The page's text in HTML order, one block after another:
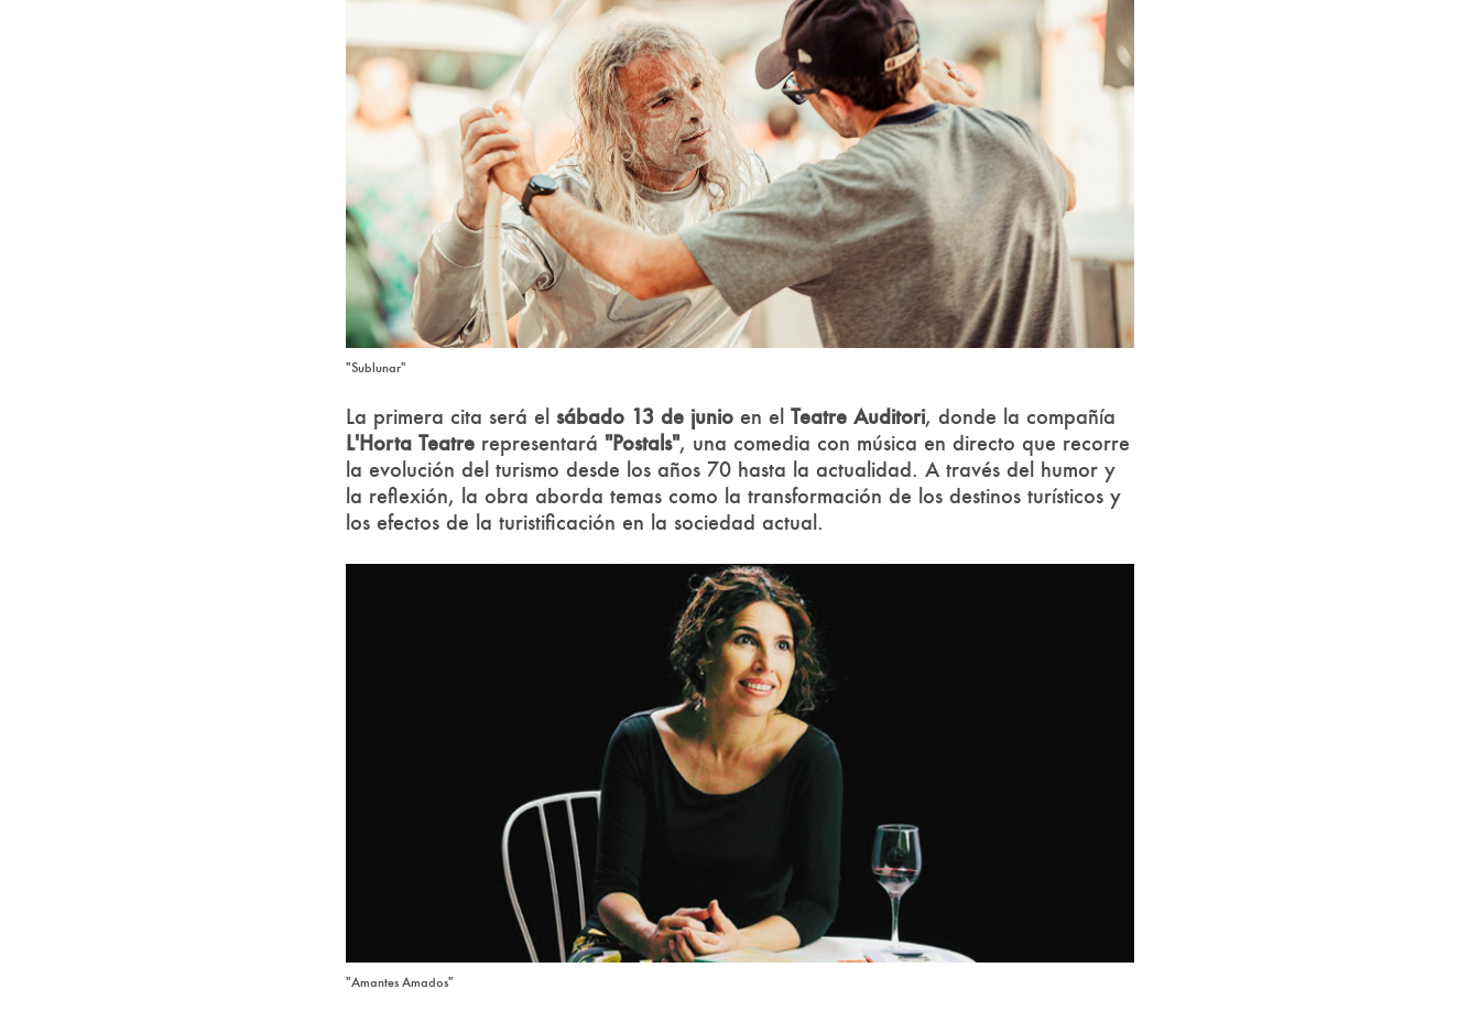
"Sublunar"
La primera cita será el sábado 13 de junio en el Teatre Auditori, donde la compañía
L'Horta Teatre representará "Postals", una comedia con música en directo que recorre
la evolución del turismo desde los años 70 hasta la actualidad. A través del humor y
la reflexión, la obra aborda temas como la transformación de los destinos turísticos y
los efectos de la turistificación en la sociedad actual.
"Amantes Amados"